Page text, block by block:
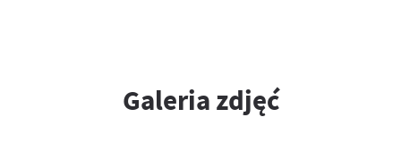
Galeria zdjęć